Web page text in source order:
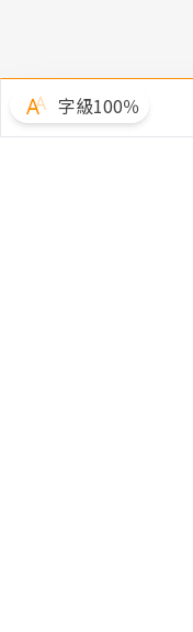
字級100％